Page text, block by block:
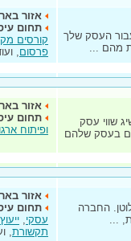
עבור העסק שלך
מהם ...
אזור
תחום
קורסים
פרסום,
שווי עסק
בעסק שלהם
אזור
תחום
ופיתוח
ב-1995 עי" יעל לוטן. החברה
...
אזור
תחום
עסקי,
תקשורת,